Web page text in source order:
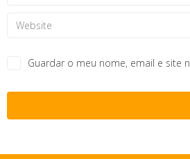
Guardar o meu nome, email e site